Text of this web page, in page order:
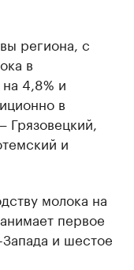
региона, с
в
4,8% и
в
Грязовецкий,
и
молока на
первое
и шестое